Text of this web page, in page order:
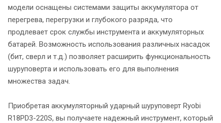
модели оснащены системами защиты аккумулятора от
перегрева, перегрузки и глубокого разряда, что
продлевает срок службы инструмента и аккумуляторных
батарей. Возможность использования различных насадок
(бит, сверл и т.д.) позволяет расширить функциональность
шуруповерта и использовать его для выполнения
множества задач.
Приобретая аккумуляторный ударный шуруповерт Ryobi
R18PD3-220S, вы получаете надежный инструмент, который